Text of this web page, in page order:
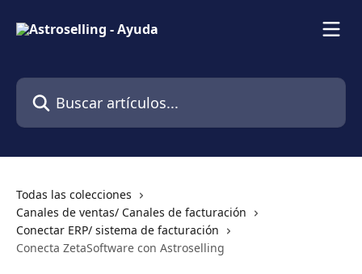
Buscar artículos...
Todas las colecciones
Canales de ventas/ Canales de facturación
Conectar ERP/ sistema de facturación
Conecta ZetaSoftware con Astroselling